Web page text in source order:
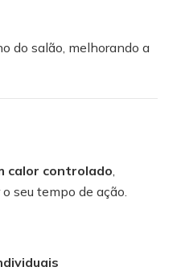
do salão, melhorando a
calor controlado
seu tempo de ação.